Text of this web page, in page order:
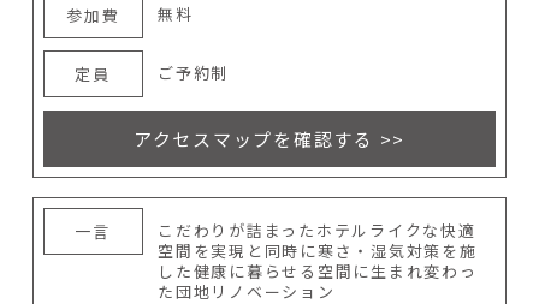
参加費 無料
定員 ご予約制
アクセスマップを確認する >>
一言
こだわりが詰まったホテルライクな快適
空間を実現と同時に寒さ・湿気対策を施
した健康に暮らせる空間に生まれ変わっ
た団地リノベーション